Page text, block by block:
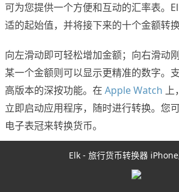
可为您提供一个方便和互动的汇率表。
适的起始值，并将接下来的十个金额转
向左滑动即可轻松增加金额；向右滑动
某一个金额则可以显示更精准的数字。
高版本的深按功能。在 Apple Watch 上
立即启动应用程序，随时进行转换。您
电子表冠来转换货币。
Elk - 旅行货币转换器